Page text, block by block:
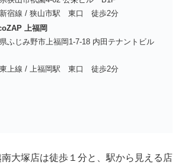
宿線 / 狭山市駅 東口 徒歩2分
上福岡
ふじみ野市上福岡1-7-18 内田テナントビル
上線 / 上福岡駅 東口 徒歩2分
大塚店は徒歩１分と、駅から見える店